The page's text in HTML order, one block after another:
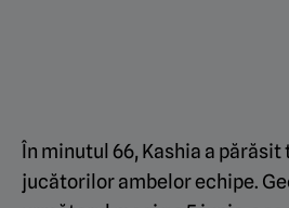
În minutul 66, Kashia a
jucătorilor ambelor echipe.